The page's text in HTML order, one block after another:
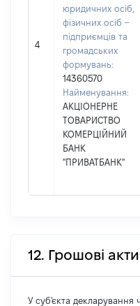
4
юридичних осіб,
фізичних осіб –
підприємців та
громадських
формувань:
14360570
Найменування:
АКЦІОНЕРНЕ
ТОВАРИСТВО
КОМЕРЦІЙНИЙ
БАНК
"ПРИВАТБАНК"
12. Грошові
У суб'єкта декларування